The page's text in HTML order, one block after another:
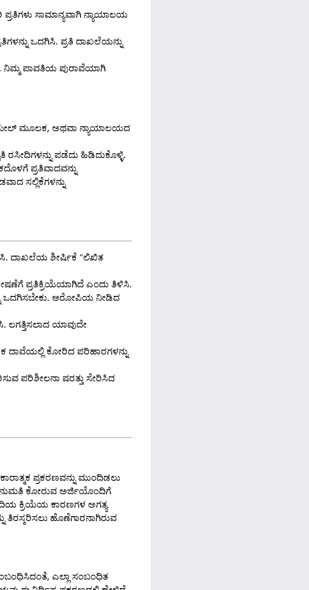
ಸಾಮಾನ್ಯವಾಗಿ ನ್ಯಾಯಾಲಯ
ಒದಗಿಸಿ. ಪ್ರತಿ ದಾಖಲೆಯನ್ನು
ನಿಮ್ಮ ಪಾವತಿಯ ಪುರಾವೆಯಾಗಿ
ಮೇಲ್ ಮೂಲಕ, ಅಥವಾ ನ್ಯಾಯಾಲಯದ
ಪಡೆದು ಹಿಡಿದುಕೊಳ್ಳಿ.
ಪ್ರತಿವಾದವನ್ನು
ಸಲ್ಲಿಕೆಗಳನ್ನು
ದಾಖಲೆಯ ಶೀರ್ಷಿಕೆ "ಲಿಖಿತ
ಪ್ರತಿಕ್ರಿಯೆಯಾಗಿದೆ ಎಂದು ತಿಳಿಸಿ.
ಒದಗಿಸಬೇಕು. ಆರೋಪಿಯ ನೀಡಿದ
ಲಗತ್ತಿಸಲಾದ ಯಾವುದೇ
ದಾವೆಯಲ್ಲಿ ಕೋರಿದ ಪರಿಹಾರಗಳನ್ನು
ಪರಿಶೀಲನಾ ಷರತ್ತು ಸೇರಿಸಿದ
ಪ್ರಕರಣವನ್ನು ಮುಂದಿಡಲು
ಅನುಮತಿ ಕೋರುವ ಅರ್ಜಿಯೊಂದಿಗೆ
ಕ್ರಿಯೆಯ ಕಾರಣಗಳ ಅಗತ್ಯ
ಹೊಣೆಗಾರನಾಗಿರುವ
ಎಲ್ಲಾ ಸಂಬಂಧಿತ